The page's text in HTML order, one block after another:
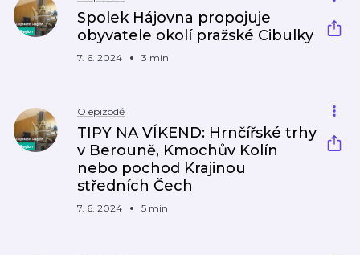
Spolek Hájovna propojuje
obyvatele okolí pražské Cibulky
7. 6. 2024 3 min
O epizodě
TIPY NA VÍKEND: Hrnčířské trhy
v Berouně, Kmochův Kolín
nebo pochod Krajinou
středních Čech
7. 6. 2024 5 min